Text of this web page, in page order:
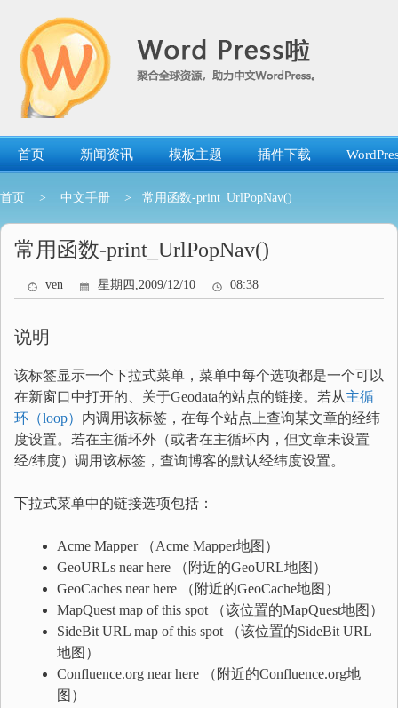
首页 新闻资讯 模板主题 插件下载
首页 > 中文手册 > 常用函数-print_UrlPopNav()
常用函数-print_UrlPopNav()
ven 星期四,2009/12/10 08:38
说明
该标签显示一个下拉式菜单，菜单中每个选项都是一个可以
在新窗口中打开的、关于Geodata的站点的链接。若从主循
环（loop） 内调用该标签，在每个站点上查询某文章的经纬
度设置。若在主循环外（或者在主循环内，但文章未设置
经/纬度）调用该标签，查询博客的默认经纬度设置。
下拉式菜单中的链接选项包括：
Acme Mapper （Acme Mapper地图）
GeoURLs near here （附近的GeoURL地图）
GeoCaches near here （附近的GeoCache地图）
MapQuest map of this spot （该位置的MapQuest地图）
SideBit URL map of this spot （该位置的SideBit URL
地图）
Confluence.org near here （附近的Confluence.org地
图）